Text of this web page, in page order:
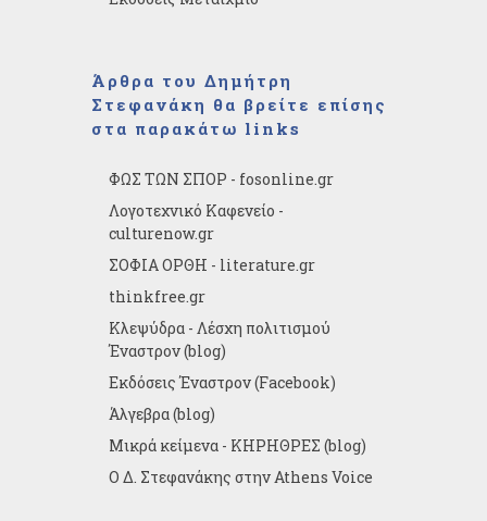
Άρθρα του Δημήτρη
Στεφανάκη θα βρείτε επίσης
στα παρακάτω links
ΦΩΣ ΤΩΝ ΣΠΟΡ - fosonline.gr
Λογοτεχνικό Καφενείο -
culturenow.gr
ΣΟΦΙΑ ΟΡΘΗ - literature.gr
thinkfree.gr
Κλεψύδρα - Λέσχη πολιτισμού
Έναστρον (blog)
Εκδόσεις Έναστρον (Facebook)
Άλγεβρα (blog)
Μικρά κείμενα - ΚΗΡΗΘΡΕΣ (blog)
Ο Δ. Στεφανάκης στην Athens Voice